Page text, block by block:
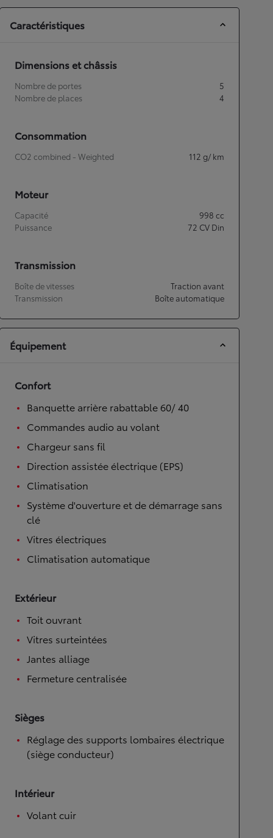
Caractéristiques
Dimensions et châssis
Nombre de portes
5
Nombre de places
4
Consommation
CO2 combined - Weighted 112 g/ km
Moteur
Capacité 998 cc
Puissance
72 CV Din
Transmission
Boîte de vitesses
Traction avant
Transmission
Boîte automatique
Équipement
Confort
Banquette arrière rabattable 60/ 40
Commandes audio au volant
Chargeur sans fil
Direction assistée électrique (EPS)
Climatisation
Système d'ouverture et de démarrage sans
clé
Vitres électriques
Climatisation automatique
Extérieur
Toit ouvrant
Vitres surteintées
Jantes alliage
Fermeture centralisée
Sièges
Réglage des supports lombaires électrique
(siège conducteur)
Intérieur
Volant cuir